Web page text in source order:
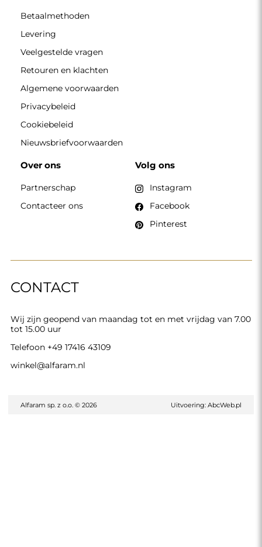
CONTACT
Wij zijn geopend van maandag tot en met vrijdag van 7.00
tot 15.00 uur
Telefoon +49 17416 43109
winkel@alfaram.nl
Betaalmethoden
Levering
Veelgestelde vragen
Retouren en klachten
Algemene voorwaarden
Privacybeleid
Cookiebeleid
Nieuwsbriefvoorwaarden
Over ons
Partnerschap
Contacteer ons
Volg ons
Instagram
Facebook
Pinterest
Alfaram sp. z o.o. © 2026 Uitvoering: AbcWeb.pl